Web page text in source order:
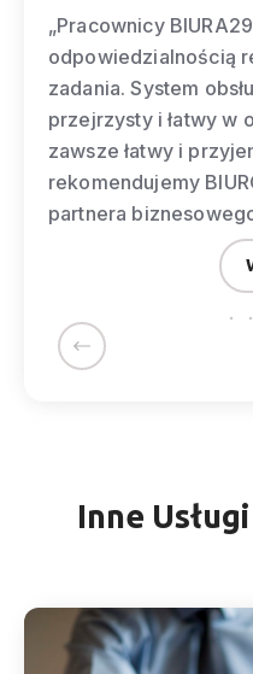
z dużą
realizują powierzone
korespondencji
w obsłudze. Kontakt jest
Śmiało
jako rzetelnego
więcej
Inne